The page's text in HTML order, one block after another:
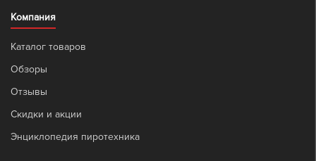
Компания
Каталог товаров
Обзоры
Отзывы
Скидки и акции
Энциклопедия пиротехника